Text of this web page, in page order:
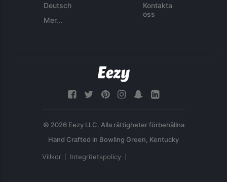
Deutsch
Mer...
Kontakta
oss
© 2026 Eezy LLC. Alla rättigheter förbehållna
Villkor Integritetspolicy